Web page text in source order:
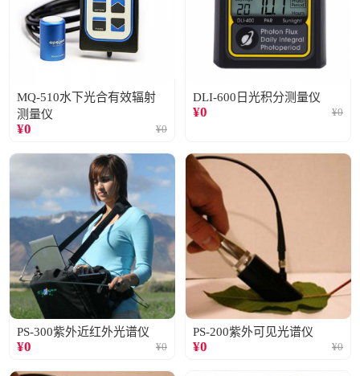
MQ-510水下光合有效辐射
测量仪
¥0 ¥0
DLI-600日光积分测量仪
¥0 ¥0
PS-300紫外近红外光谱仪
¥0 ¥0
PS-200紫外可见光谱仪
¥0 ¥0